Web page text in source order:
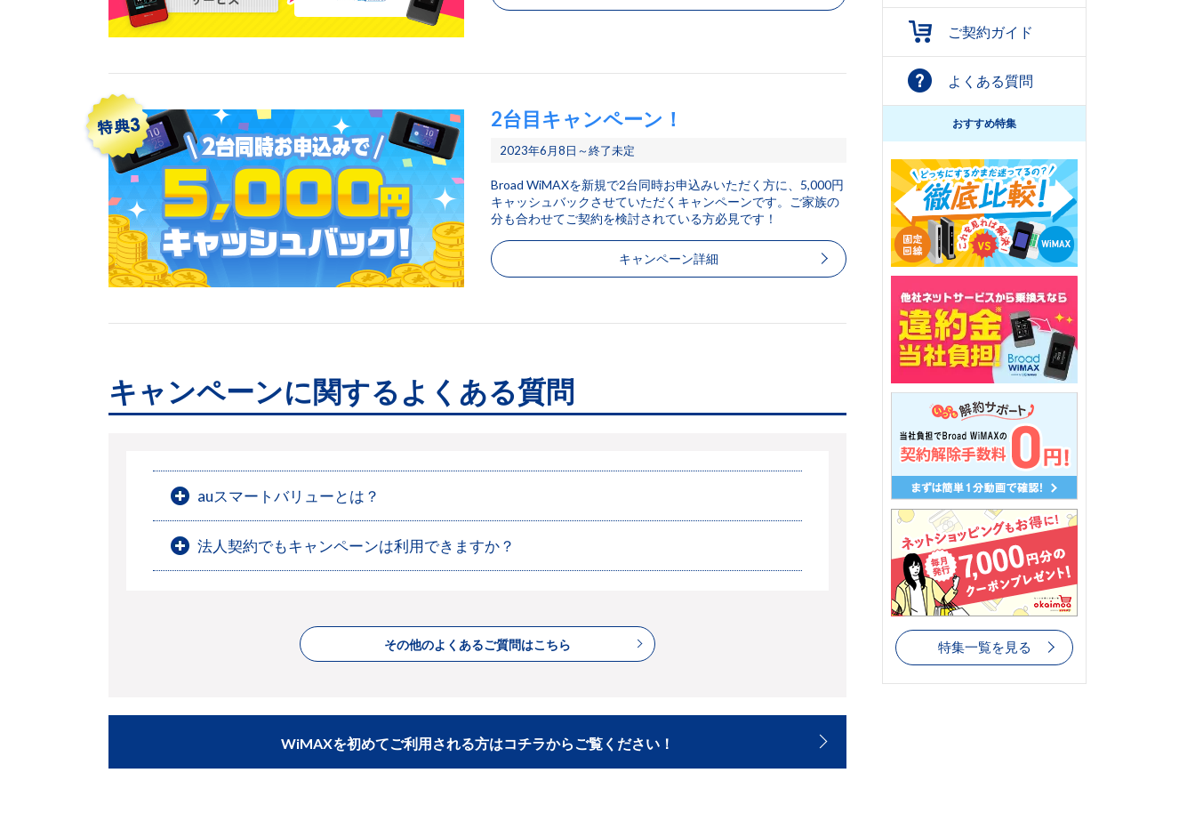
2台目キャンペーン！
2023年6月8日～終了未定
Broad WiMAXを新規で2台同時お申込みいただく方に、5,000円
キャッシュバックさせていただくキャンペーンです。ご家族の
分も合わせてご契約を検討されている方必見です！
キャンペーン詳細
キャンペーンに関するよくある質問
auスマートバリューとは？
法人契約でもキャンペーンは利用できますか？
その他のよくあるご質問はこちら
WiMAXを初めてご利用される方はコチラからご覧ください！
ご契約ガイド
よくある質問
おすすめ特集
特集一覧を見る